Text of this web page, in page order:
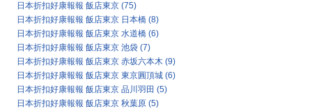
日本折扣好康報報 飯店東京 (75)
日本折扣好康報報 飯店東京 日本橋 (8)
日本折扣好康報報 飯店東京 水道橋 (6)
日本折扣好康報報 飯店東京 池袋 (7)
日本折扣好康報報 飯店東京 赤坂六本木 (9)
日本折扣好康報報 飯店東京 東京圓頂城 (6)
日本折扣好康報報 飯店東京 品川羽田 (5)
日本折扣好康報報 飯店東京 秋葉原 (5)